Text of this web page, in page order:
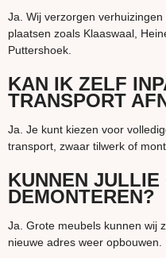
Ja. Wij verzorgen
plaatsen zoals Klaaswaal,
Puttershoek.
KAN IK ZELF
TRANSPORT
Ja. Je kunt kiezen voor
transport, zwaar tilwerk of
KUNNEN
DEMONTEREN?
Ja. Grote meubels kunnen wij
nieuwe adres weer opbouwen.